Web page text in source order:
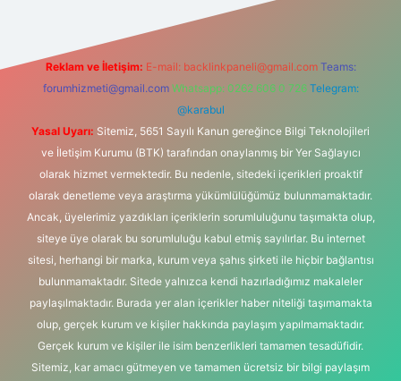
Reklam ve İletişim: E-mail: backlinkpaneli@gmail.com Teams:
forumhizmeti@gmail.com Whatsapp: 0262 606 0 726 Telegram:
@karabul
Yasal Uyarı: Sitemiz, 5651 Sayılı Kanun gereğince Bilgi Teknolojileri
ve İletişim Kurumu (BTK) tarafından onaylanmış bir Yer Sağlayıcı
olarak hizmet vermektedir. Bu nedenle, sitedeki içerikleri proaktif
olarak denetleme veya araştırma yükümlülüğümüz bulunmamaktadır.
Ancak, üyelerimiz yazdıkları içeriklerin sorumluluğunu taşımakta olup,
siteye üye olarak bu sorumluluğu kabul etmiş sayılırlar. Bu internet
sitesi, herhangi bir marka, kurum veya şahıs şirketi ile hiçbir bağlantısı
bulunmamaktadır. Sitede yalnızca kendi hazırladığımız makaleler
paylaşılmaktadır. Burada yer alan içerikler haber niteliği taşımamakta
olup, gerçek kurum ve kişiler hakkında paylaşım yapılmamaktadır.
Gerçek kurum ve kişiler ile isim benzerlikleri tamamen tesadüfidir.
Sitemiz, kar amacı gütmeyen ve tamamen ücretsiz bir bilgi paylaşım